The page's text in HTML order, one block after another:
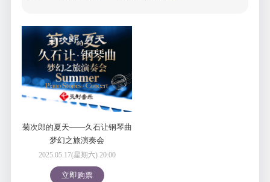
菊次郎的夏天——久石让钢琴曲
梦幻之旅演奏会
2025.05.17(星期六) 20:00
立即购票